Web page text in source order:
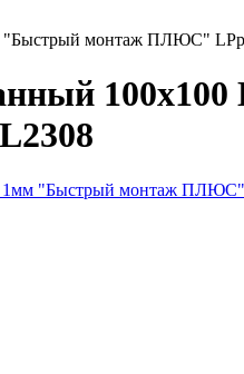
"Быстрый монтаж ПЛЮС"